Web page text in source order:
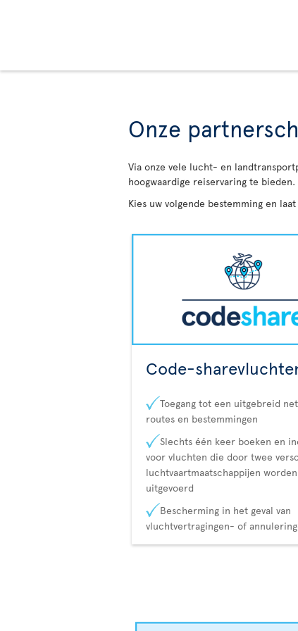
Onze
Via onze vele lucht- en
hoogwaardige reiservaring te bieden.
Kies uw volgende bestemming en
Code-
Toegang tot een uitgebreid
routes en bestemmingen
Slechts één keer boeken en
voor vluchten die door twee
luchtvaartmaatschappijen worden
uitgevoerd
Bescherming in het geval van
vluchtvertragingen- of